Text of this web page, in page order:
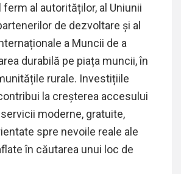
al autorităților, al Uniunii
de dezvoltare și al
a Muncii de a
durabilă pe piața muncii, în
rurale. Investițiile
la creșterea accesului
moderne, gratuite,
spre nevoile reale ale
în căutarea unui loc de